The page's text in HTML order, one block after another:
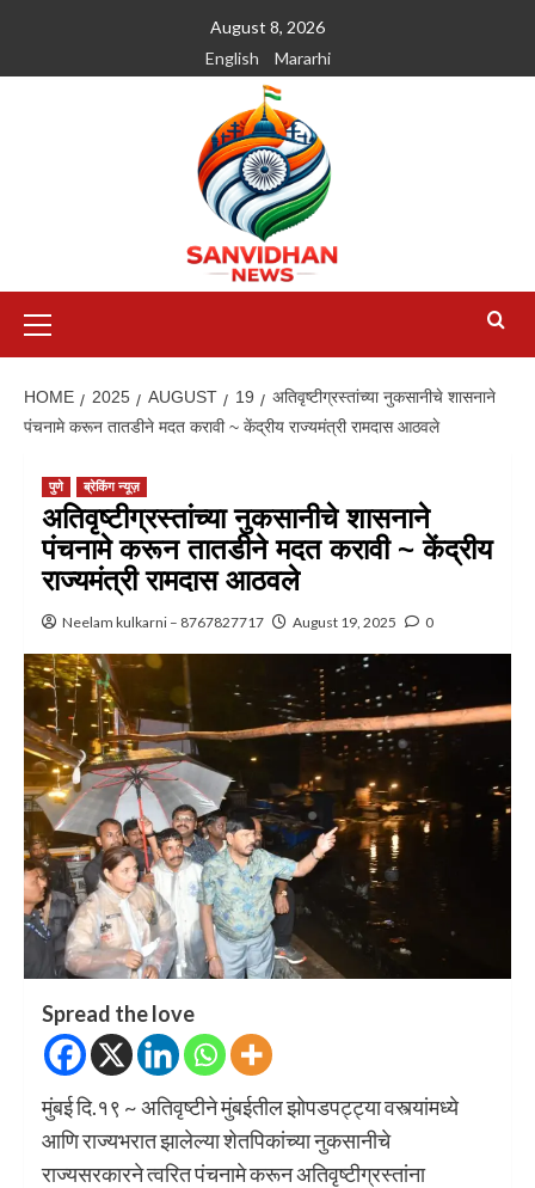
August 8, 2026
English
Mararhi
HOME 2025 AUGUST 19
अतिवृष्टीग्रस्तांच्या नुकसानीचे शासनाने
पंचनामे करून तातडीने मदत करावी ~ केंद्रीय राज्यमंत्री रामदास आठवले
पुणे ब्रेकिंग न्यूज़
अतिवृष्टीग्रस्तांच्या नुकसानीचे शासनाने
पंचनामे करून तातडीने मदत करावी ~ केंद्रीय
राज्यमंत्री रामदास आठवले
Neelam kulkarni – 8767827717 August 19, 2025 0
Spread the love
मुंबई दि.१९ ~ अतिवृष्टीने मुंबईतील झोपडपट्ट्या वस्त्यांमध्ये
आणि राज्यभरात झालेल्या शेतपिकांच्या नुकसानीचे
राज्यसरकारने त्वरित पंचनामे करून अतिवृष्टीग्रस्तांना